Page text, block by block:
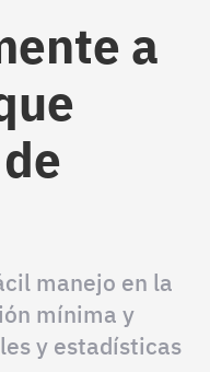
a
manejo en la
mínima y
y estadísticas